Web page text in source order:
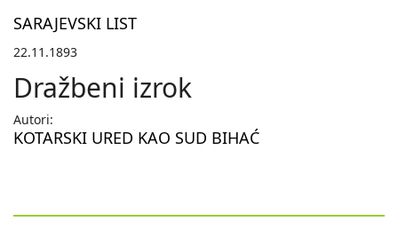
SARAJEVSKI LIST
22.11.1893
Dražbeni izrok
Autori:
KOTARSKI URED KAO SUD BIHAĆ